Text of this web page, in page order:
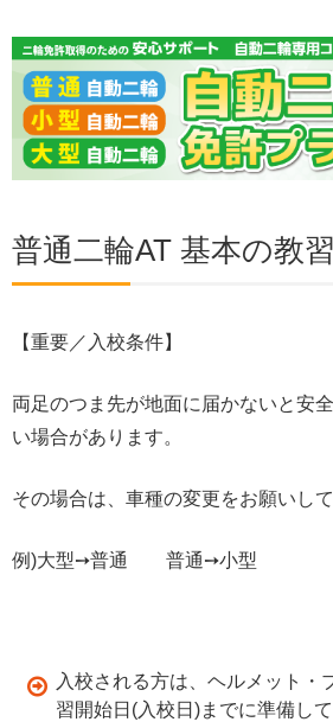
普通二輪AT 基本の教
【重要／入校条件】
両足のつま先が地面に届かないと安
い場合があります。
その場合は、車種の変更をお願いして
例)大型➙普通 普通➙小型
入校される方は、ヘルメット・
習開始日(入校日)までに準備して